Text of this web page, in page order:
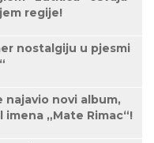
regije!
nostalgiju u pjesmi
najavio novi album,
„Mate Rimac“!